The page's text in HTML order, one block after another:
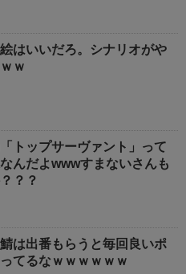
絵はいいだろ。シナリオがや
ｗ
「トップサーヴァント」って
んだよwwwすまないさんも
？？
鯖は出番もらうと毎回良いポ
てるなｗｗｗｗｗｗ